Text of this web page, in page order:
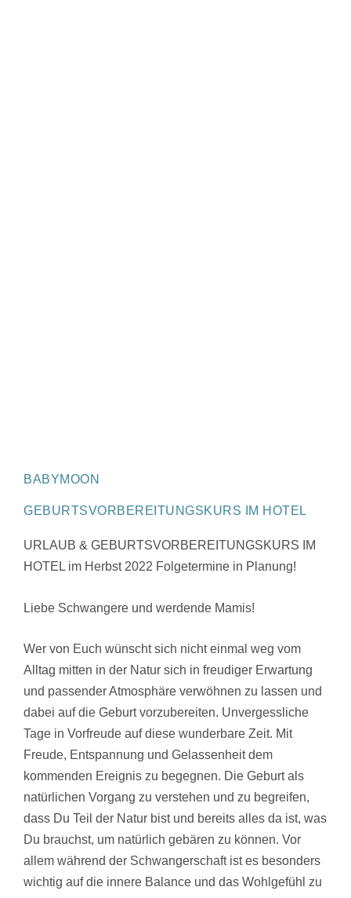
BABYMOON
GEBURTSVORBEREITUNGSKURS IM HOTEL
URLAUB & GEBURTSVORBEREITUNGSKURS IM
HOTEL im Herbst 2022 Folgetermine in Planung!
Liebe Schwangere und werdende Mamis!
Wer von Euch wünscht sich nicht einmal weg vom
Alltag mitten in der Natur sich in freudiger Erwartung
und passender Atmosphäre verwöhnen zu lassen und
dabei auf die Geburt vorzubereiten. Unvergessliche
Tage in Vorfreude auf diese wunderbare Zeit. Mit
Freude, Entspannung und Gelassenheit dem
kommenden Ereignis zu begegnen. Die Geburt als
natürlichen Vorgang zu verstehen und zu begreifen,
dass Du Teil der Natur bist und bereits alles da ist, was
Du brauchst, um natürlich gebären zu können. Vor
allem während der Schwangerschaft ist es besonders
wichtig auf die innere Balance und das Wohlgefühl zu